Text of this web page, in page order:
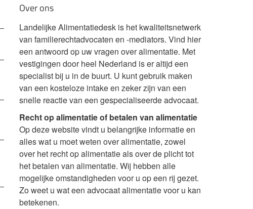
Over ons
Landelijke Alimentatiedesk is het kwaliteitsnetwerk
van familierechtadvocaten en -mediators. Vind hier
een antwoord op uw vragen over alimentatie. Met
vestigingen door heel Nederland is er altijd een
specialist bij u in de buurt. U kunt gebruik maken
van een kosteloze intake en zeker zijn van een
snelle reactie van een gespecialiseerde advocaat.
Recht op alimentatie of betalen van alimentatie
Op deze website vindt u belangrijke informatie en
alles wat u moet weten over alimentatie, zowel
over het recht op alimentatie als over de plicht tot
het betalen van alimentatie. Wij hebben alle
mogelijke omstandigheden voor u op een rij gezet.
Zo weet u wat een advocaat alimentatie voor u kan
betekenen.